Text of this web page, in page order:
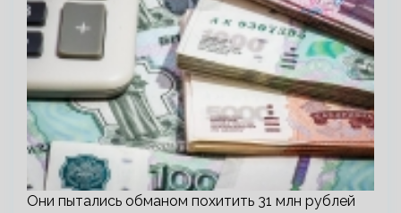
Они пытались обманом похитить 31 млн рублей